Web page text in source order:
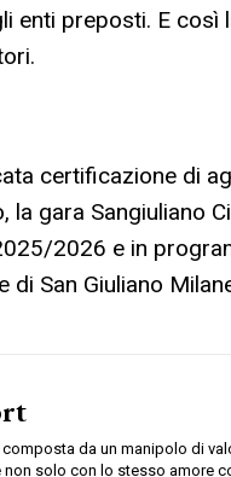
enti preposti. E
certificazione di
gara Sangiuliano
2026 e in
San Giuliano
da un manipolo di
solo con lo stesso amore